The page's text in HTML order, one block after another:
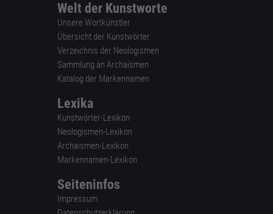
Welt der Kunstworte
Unsere Wortkünstler
Übersicht der Kunstwörter
Verzeichnis der Neologismen
Sammlung an Archaismen
Katalog der Markennamen
Lexika
Kunstwörter-Lexikon
Neologismen-Lexikon
Archaismen-Lexikon
Markennamen-Lexikon
Seiteninfos
Impressum